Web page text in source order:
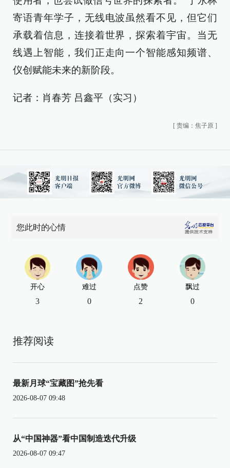
寄语青年学子，无线电波虽然看不见，但它们
承载着信息，连接着世界，探索着宇宙。当无
线遇上智能，我们正走向一个智能感知频谱、
仪创赋能未来的新阶段。
记者：肖春芳 吕鑫平（实习）
[ 责编：焦子原 ]
您此时的心情
开心
3
难过
0
点赞
2
飘过
0
推荐阅读
最新月球“宝藏图”抢先看
2026-08-07 09:48
从“中国神器”看中国制造迭代升级
2026-08-07 09:47